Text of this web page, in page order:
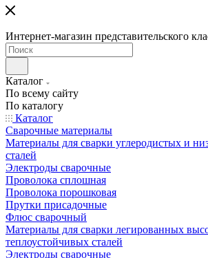
Интернет-магазин представительского
Каталог
По всему сайту
По каталогу
Каталог
Сварочные материалы
Материалы для сварки углеродистых и
сталей
Электроды сварочные
Проволока сплошная
Проволока порошковая
Прутки присадочные
Флюс сварочный
Материалы для сварки легированных
теплоустойчивых сталей
Электроды сварочные